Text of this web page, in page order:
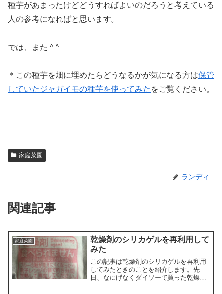
種芋があまったけどどうすればよいのだろうと考えている
人の参考になればと思います。
では、また ^ ^
＊この種芋を畑に埋めたらどうなるかが気になる方は保管
していたジャガイモの種芋を使ってみた をご覧ください。
家庭菜園
ランディ
関連記事
家庭菜園
乾燥剤のシリカゲルを再利用して
みた
この記事は乾燥剤のシリカゲルを再利用
してみたときのことを紹介します。先
日、なにげなくダイソーで買った乾燥剤